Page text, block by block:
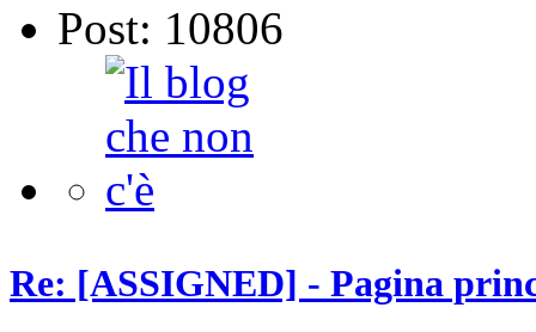
Post: 10806
Re: [ASSIGNED] - Pagina